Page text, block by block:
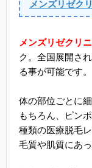
メンズリゼク
メンズリゼクリ
ク。全国展開さ
る事が可能です。
体の部位ごとに
もちろん、ピン
種類の医療脱毛
毛質や肌質にあ